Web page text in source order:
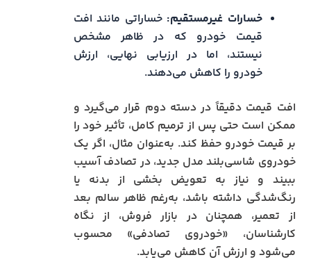
خسارات غیرمستقیم: خساراتی مانند افت
قیمت خودرو که در ظاهر مشخص
نیستند، اما در ارزیابی نهایی، ارزش
خودرو را کاهش می‌دهند.
افت قیمت دقیقاً در دسته دوم قرار می‌گیرد و
ممکن است حتی پس از ترمیم کامل، تأثیر خود را
بر قیمت خودرو حفظ کند. به‌عنوان مثال، اگر یک
خودروی شاسی‌بلند مدل جدید، در تصادف آسیب
ببیند و نیاز به تعویض بخشی از بدنه یا
رنگ‌شدگی داشته باشد، به‌رغم ظاهر سالم بعد
از تعمیر، همچنان در بازار فروش، از نگاه
کارشناسان، «خودروی تصادفی» محسوب
می‌شود و ارزش آن کاهش می‌یابد.